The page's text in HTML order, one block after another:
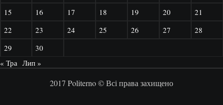
15
16 17 18 19 20
21
22
23 24 25 26 27
28
29
30
« Тра Лип »
2017 Politerno © Всі права захищено